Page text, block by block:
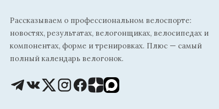
Рассказываем о профессиональном велоспорте:
новостях, результатах, велогонщиках, велосипедах и
компонентах, форме и тренировках. Плюс — самый
полный календарь велогонок.